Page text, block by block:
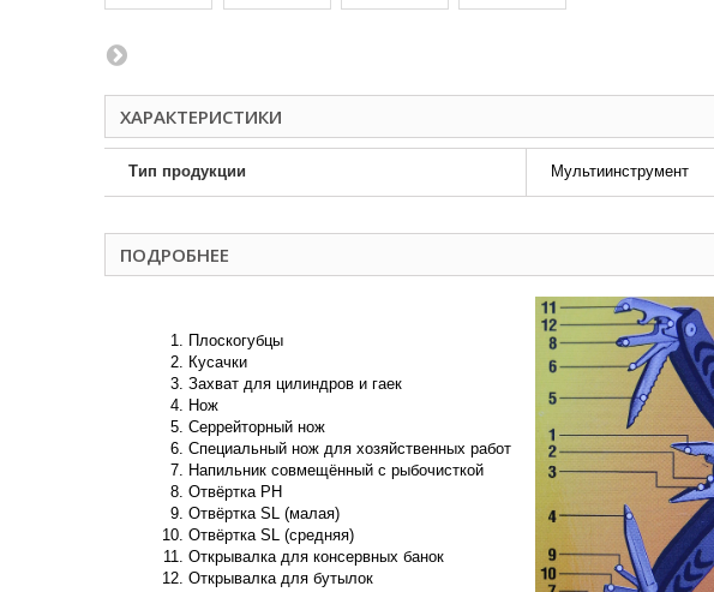
ХАРАКТЕРИСТИКИ
Тип продукции Мультиинструмент
ПОДРОБНЕЕ
Плоскогубцы
Кусачки
Захват для цилиндров и гаек
Нож
Серрейторный нож
Специальный нож для хозяйственных работ
Напильник совмещённый с рыбочисткой
Отвёртка РН
Отвёртка SL (малая)
Отвёртка SL (средняя)
Открывалка для консервных банок
Открывалка для бутылок